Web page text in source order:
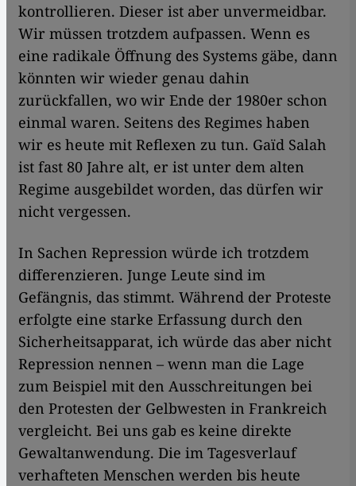
kontrollieren. Dieser ist aber unvermeidbar.
Wir müssen trotzdem aufpassen. Wenn es
eine radikale Öffnung des Systems gäbe, dann
könnten wir wieder genau dahin
zurückfallen, wo wir Ende der 1980er schon
einmal waren. Seitens des Regimes haben
wir es heute mit Reflexen zu tun. Gaïd Salah
ist fast 80 Jahre alt, er ist unter dem alten
Regime ausgebildet worden, das dürfen wir
nicht vergessen.
In Sachen Repression würde ich trotzdem
differenzieren. Junge Leute sind im
Gefängnis, das stimmt. Während der Proteste
erfolgte eine starke Erfassung durch den
Sicherheitsapparat, ich würde das aber nicht
Repression nennen – wenn man die Lage
zum Beispiel mit den Ausschreitungen bei
den Protesten der Gelbwesten in Frankreich
vergleicht. Bei uns gab es keine direkte
Gewaltanwendung. Die im Tagesverlauf
verhafteten Menschen werden bis heute